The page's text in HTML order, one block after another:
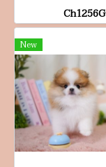
Ch1256G
New